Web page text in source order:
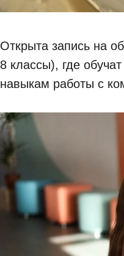
Открыта запись на
8 классы), где
навыкам работы с